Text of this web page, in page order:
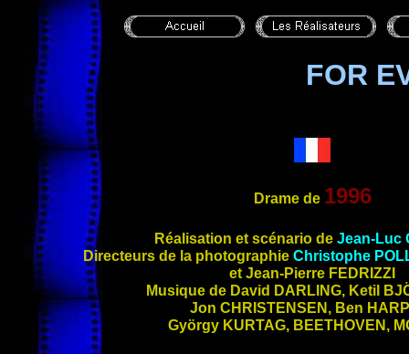
FOR
Drame de 1996
Réalisation et scénario de Jean-Luc
Directeurs de la photographie Christophe
et Jean-Pierre FEDRIZZI
Musique de David DARLING, Ketil
Jon CHRISTENSEN, Ben
György KURTAG, BEETHOVEN,